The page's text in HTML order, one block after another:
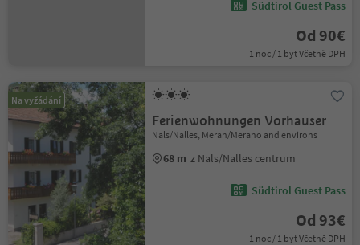
Südtirol Guest Pass
Od 90€
1 noc / 1 byt Včetně DPH
Na vyžádání
Ferienwohnungen Vorhauser
Nals/Nalles, Meran/Merano and environs
68 m z Nals/Nalles centrum
Südtirol Guest Pass
Od 93€
1 noc / 1 byt Včetně DPH